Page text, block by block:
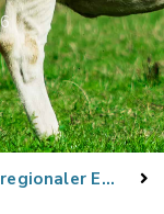
Auf regionaler Ebene